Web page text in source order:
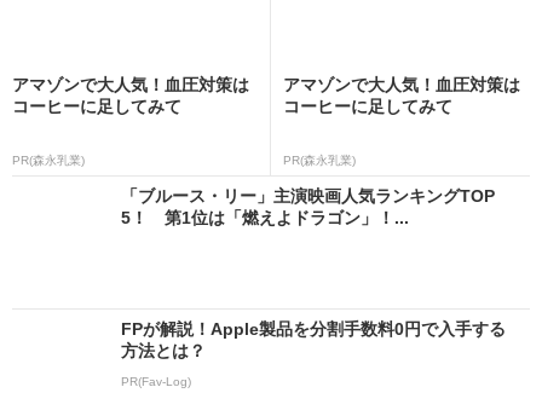
アマゾンで大人気！血圧対策は
コーヒーに足してみて
PR(森永乳業)
アマゾンで大人気！血圧対策は
コーヒーに足してみて
PR(森永乳業)
「ブルース・リー」主演映画人気ランキングTOP
5！ 第1位は「燃えよドラゴン」！...
FPが解説！Apple製品を分割手数料0円で入手する
方法とは？
PR(Fav-Log)